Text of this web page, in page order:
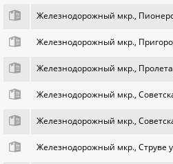
Железнодорожный мкр.,
Железнодорожный мкр.,
Железнодорожный мкр.,
Железнодорожный мкр.,
Железнодорожный мкр.,
Железнодорожный мкр., Струве